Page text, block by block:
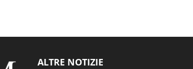
ALTRE NOTIZIE